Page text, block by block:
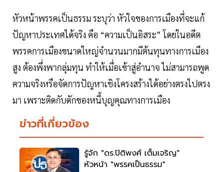
หัวหน้าพรรคเป็นธรรม ระบุว่า หัวใจของการเมืองที่จะแก้
ปัญหาประเทศได้จริง คือ “ความเป็นอิสระ” โดยในอดีต
พรรคการเมืองขนาดใหญ่จำนวนมากมีต้นทุนทางการเมือง
สูง ต้องพึ่งพากลุ่มทุน ทำให้เมื่อเข้าสู่อำนาจ ไม่สามารถพูด
ความจริงหรือจัดการปัญหาเชิงโครงสร้างได้อย่างตรงไปตรง
มา เพราะติดกับดักของหนี้บุญคุณทางการเมือง
ข่าวที่เกี่ยวข้อง
รู้จัก "ดร.ปิติพงศ์ เต็มเจริญ"
หัวหน้า "พรรคเป็นธรรม"